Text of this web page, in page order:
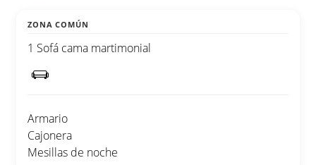
ZONA COMÚN
1 Sofá cama martimonial
Armario
Cajonera
Mesillas de noche